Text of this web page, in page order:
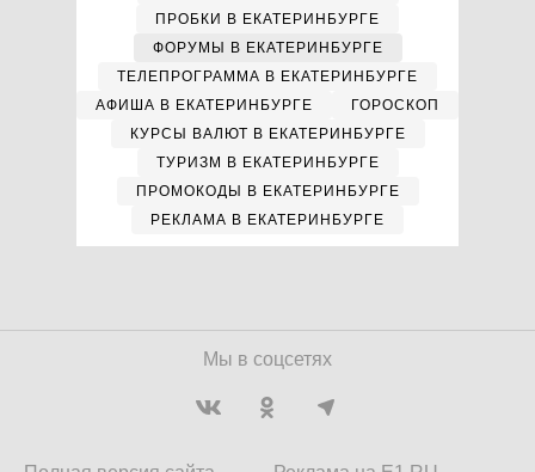
ПРОБКИ В ЕКАТЕРИНБУРГЕ
ФОРУМЫ В ЕКАТЕРИНБУРГЕ
ТЕЛЕПРОГРАММА В ЕКАТЕРИНБУРГЕ
АФИША В ЕКАТЕРИНБУРГЕ
ГОРОСКОП
КУРСЫ ВАЛЮТ В ЕКАТЕРИНБУРГЕ
ТУРИЗМ В ЕКАТЕРИНБУРГЕ
ПРОМОКОДЫ В ЕКАТЕРИНБУРГЕ
РЕКЛАМА В ЕКАТЕРИНБУРГЕ
Мы в соцсетях